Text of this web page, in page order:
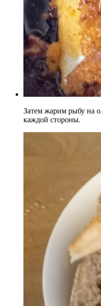
Затем жарим рыбу на
каждой стороны.